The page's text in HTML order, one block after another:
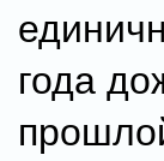
года